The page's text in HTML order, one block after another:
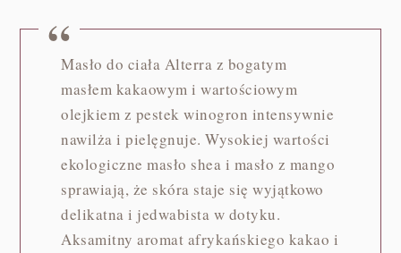
Masło do ciała Alterra z bogatym
masłem kakaowym i wartościowym
olejkiem z pestek winogron intensywnie
nawilża i pielęgnuje. Wysokiej wartości
ekologiczne masło shea i masło z mango
sprawiają, że skóra staje się wyjątkowo
delikatna i jedwabista w dotyku.
Aksamitny aromat afrykańskiego kakao i